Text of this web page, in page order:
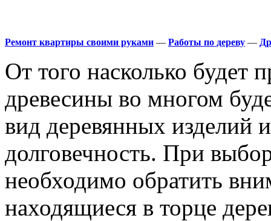
Ремонт квартиры своими руками — Работы по дереву —
От того насколько будет
древесины во многом
вид деревянных изделий
долговечность. При
необходимо обратить
находящиеся в торце